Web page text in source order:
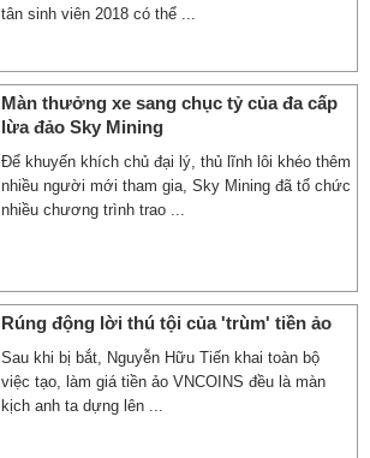
tân sinh viên 2018 có thể ...
Màn thưởng xe sang chục tỷ của đa cấp
lừa đảo Sky Mining
Để khuyến khích chủ đại lý, thủ lĩnh lôi khéo thêm
nhiều người mới tham gia, Sky Mining đã tổ chức
nhiều chương trình trao ...
Rúng động lời thú tội của 'trùm' tiền ảo
Sau khi bị bắt, Nguyễn Hữu Tiến khai toàn bộ
việc tạo, làm giá tiền ảo VNCOINS đều là màn
kịch anh ta dựng lên ...